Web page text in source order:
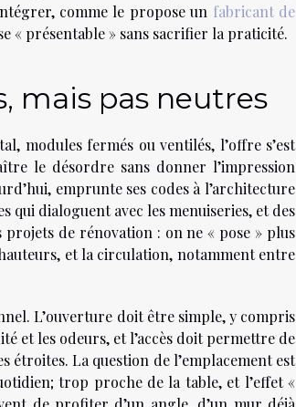
comme le propose un fabricant de
« présentable » sans sacrifier la praticité.
mais pas neutres
modules fermés ou ventilés, l’offre s’est
le désordre sans donner l’impression
emprunte ses codes à l’architecture
qui dialoguent avec les menuiseries, et des
de rénovation : on ne « pose » plus
et la circulation, notamment entre
L’ouverture doit être simple, y compris
et les odeurs, et l’accès doit permettre de
étroites. La question de l’emplacement est
trop proche de la table, et l’effet «